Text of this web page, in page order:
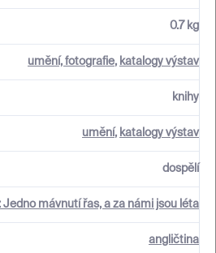
0.7 kg
umění, fotografie, katalogy výstav
knihy
umění, katalogy výstav
dospělí
mávnutí řas, a za námi jsou léta
angličtina